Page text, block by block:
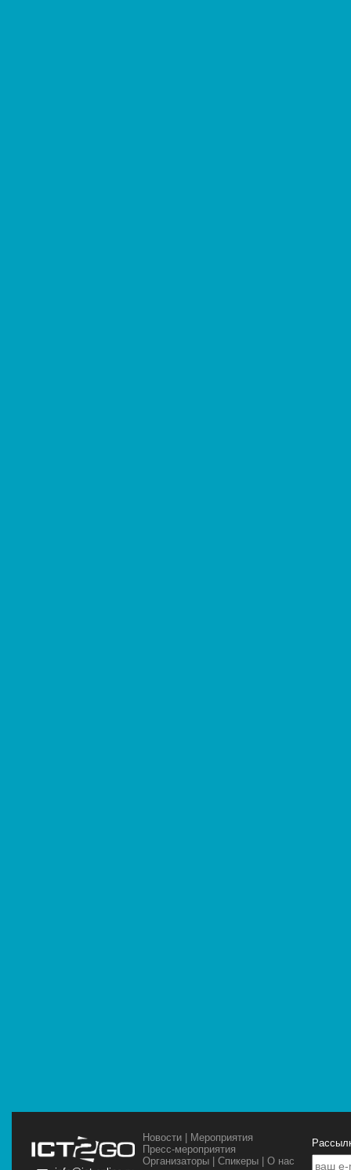
Новости
Мероприятия
Пресс-мероприятия
Организаторы |Спикеры |О нас